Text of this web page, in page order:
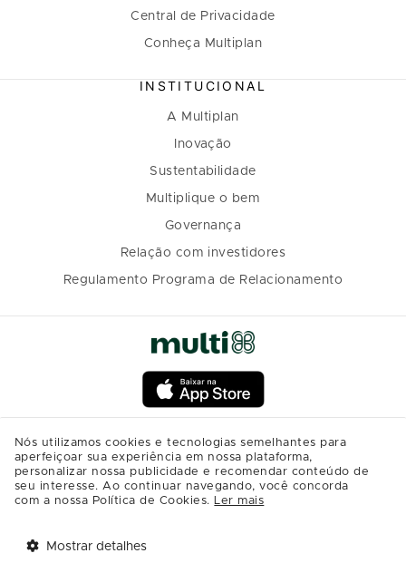
Central de Privacidade
Conheça Multiplan
INSTITUCIONAL
A Multiplan
Inovação
Sustentabilidade
Multiplique o bem
Governança
Relação com investidores
Regulamento Programa de Relacionamento
Nós utilizamos cookies e tecnologias semelhantes para
aperfeiçoar sua experiência em nossa plataforma,
personalizar nossa publicidade e recomendar conteúdo de
seu interesse. Ao continuar navegando, você concorda
com a nossa Política de Cookies. Ler mais
Mostrar detalhes